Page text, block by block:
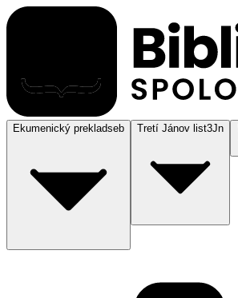
Ekumenický prekladseb Tretí Jánov list3Jn